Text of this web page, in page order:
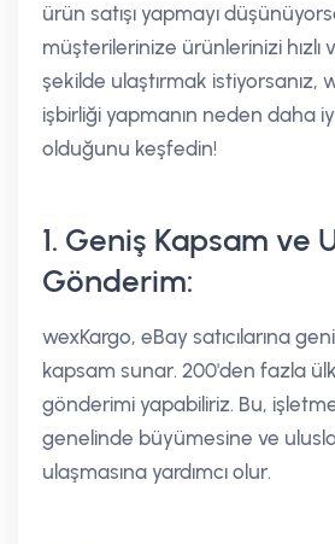
ürün satışı yapmayı
müşterilerinize ürünlerinizi hızlı
şekilde ulaştırmak istiyorsanız,
işbirliği yapmanın neden daha
olduğunu keşfedin!
1. Geniş Kapsam ve
Gönderim:
wexKargo, eBay satıcılarına
kapsam sunar. 200'den fazla
gönderimi yapabiliriz. Bu,
genelinde büyümesine ve
ulaşmasına yardımcı olur.